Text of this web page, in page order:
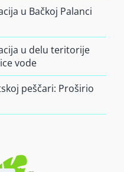
u Bačkoj Palanci
u delu teritorije
vode
peščari: Proširio